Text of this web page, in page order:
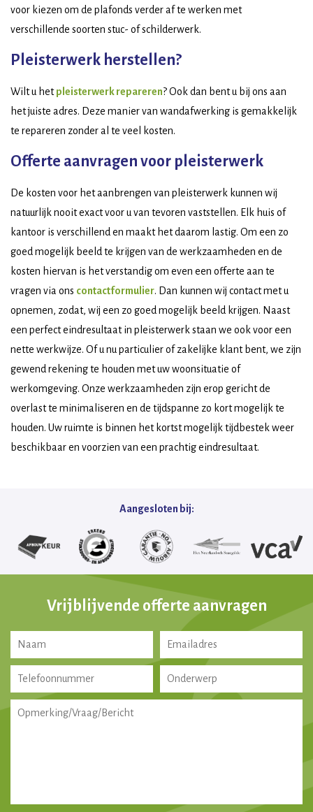
voor kiezen om de plafonds verder af te werken met
verschillende soorten stuc- of schilderwerk.
Pleisterwerk herstellen?
Wilt u hetpleisterwerk repareren? Ook dan bent u bij ons aan
het juiste adres. Deze manier van wandafwerking is gemakkelijk
te repareren zonder al te veel kosten.
Offerte aanvragen voor pleisterwerk
De kosten voor het aanbrengen van pleisterwerk kunnen wij
natuurlijk nooit exact voor u van tevoren vaststellen. Elk huis of
kantoor is verschillend en maakt het daarom lastig. Om een zo
goed mogelijk beeld te krijgen van de werkzaamheden en de
kosten hiervan is het verstandig om even een offerte aan te
vragen via ons contactformulier. Dan kunnen wij contact met u
opnemen, zodat, wij een zo goed mogelijk beeld krijgen. Naast
een perfect eindresultaat in pleisterwerk staan we ook voor een
nette werkwijze. Of u nu particulier of zakelijke klant bent, we zijn
gewend rekening te houden met uw woonsituatie of
werkomgeving. Onze werkzaamheden zijn erop gericht de
overlast te minimaliseren en de tijdspanne zo kort mogelijk te
houden. Uw ruimte is binnen het kortst mogelijk tijdbestek weer
beschikbaar en voorzien van een prachtig eindresultaat.
Aangesloten bij:
Vrijblijvende offerte aanvragen